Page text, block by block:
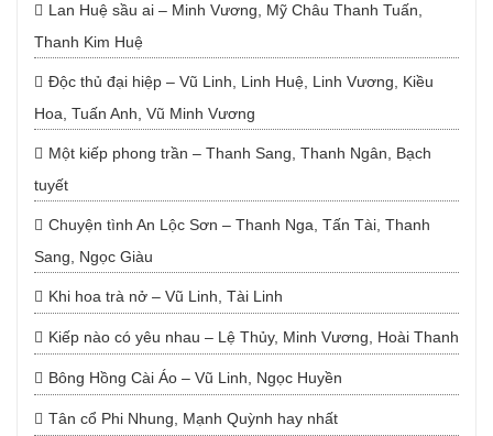
Lan Huệ sầu ai – Minh Vương, Mỹ Châu Thanh Tuấn,
Thanh Kim Huệ
Độc thủ đại hiệp – Vũ Linh, Linh Huệ, Linh Vương, Kiều
Hoa, Tuấn Anh, Vũ Minh Vương
Một kiếp phong trần – Thanh Sang, Thanh Ngân, Bạch
tuyết
Chuyện tình An Lộc Sơn – Thanh Nga, Tấn Tài, Thanh
Sang, Ngọc Giàu
Khi hoa trà nở – Vũ Linh, Tài Linh
Kiếp nào có yêu nhau – Lệ Thủy, Minh Vương, Hoài Thanh
Bông Hồng Cài Áo – Vũ Linh, Ngọc Huyền
Tân cổ Phi Nhung, Mạnh Quỳnh hay nhất